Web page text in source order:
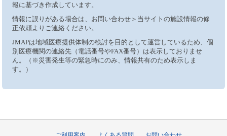
報に基づき作成しています。
情報に誤りがある場合は、お問い合わせ＞当サイトの施設情報の修
正依頼よりご連絡ください。
JMAPは地域医療提供体制の検討を目的として運営しているため、個
別医療機関の連絡先（電話番号やFAX番号）は表示しておりませ
ん。（※災害発生等の緊急時にのみ、情報共有のため表示しま
す。）